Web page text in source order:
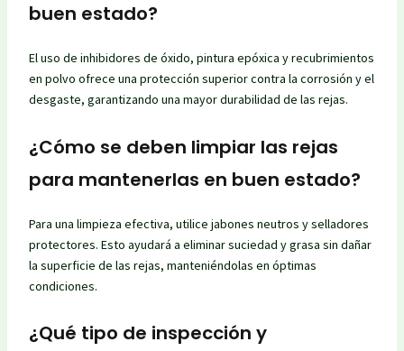
buen estado?
El uso de inhibidores de óxido, pintura epóxica y recubrimientos
en polvo ofrece una protección superior contra la corrosión y el
desgaste, garantizando una mayor durabilidad de las rejas.
¿Cómo se deben limpiar las rejas
para mantenerlas en buen estado?
Para una limpieza efectiva, utilice jabones neutros y selladores
protectores. Esto ayudará a eliminar suciedad y grasa sin dañar
la superficie de las rejas, manteniéndolas en óptimas
condiciones.
¿Qué tipo de inspección y